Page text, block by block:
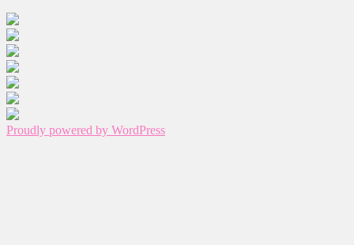
Proudly powered by WordPress